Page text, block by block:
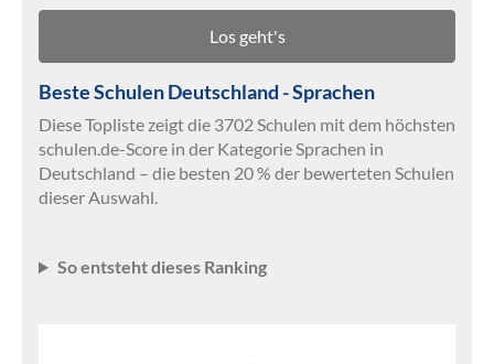
Los geht's
Beste Schulen Deutschland - Sprachen
Diese Topliste zeigt die 3702 Schulen mit dem höchsten
schulen.de-Score in der Kategorie Sprachen in
Deutschland – die besten 20 % der bewerteten Schulen
dieser Auswahl.
So entsteht dieses Ranking